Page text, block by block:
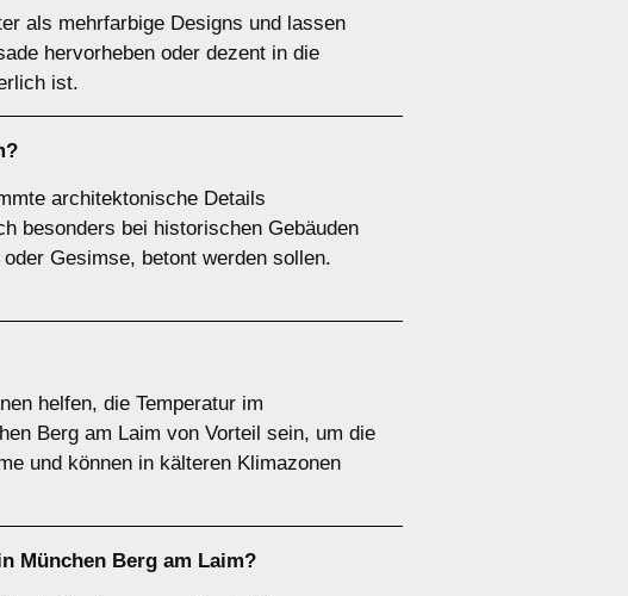
als mehrfarbige Designs und lassen
hervorheben oder dezent in die
ist.
architektonische Details
besonders bei historischen Gebäuden
Gesimse, betont werden sollen.
helfen, die Temperatur im
Berg am Laim von Vorteil sein, um die
und können in kälteren Klimazonen
München Berg am Laim?